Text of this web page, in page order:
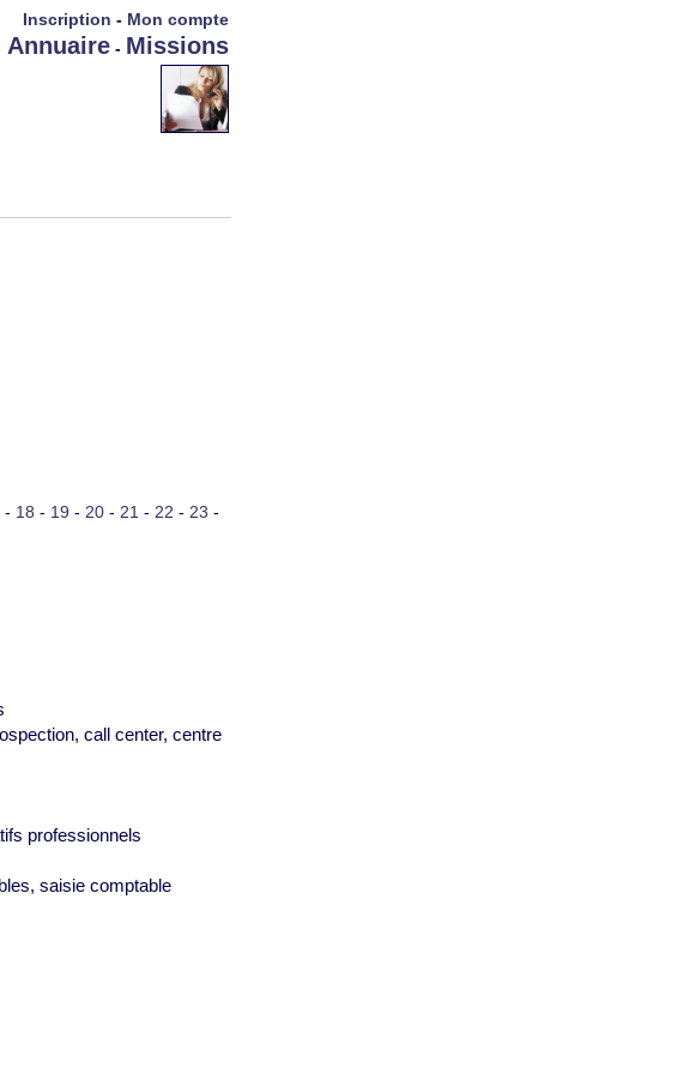
Inscription - Mon compte
Annuaire - Missions
- 18 - 19 - 20 - 21 - 22 - 23 -
call center, centre
professionnels
saisie comptable